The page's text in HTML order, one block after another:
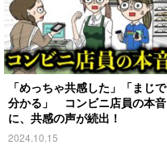
「めっちゃ共感した」「まじで
分かる」 コンビニ店員の本音
に、共感の声が続出！
2024.10.15